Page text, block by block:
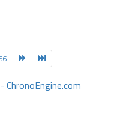
ChronoEngine.com